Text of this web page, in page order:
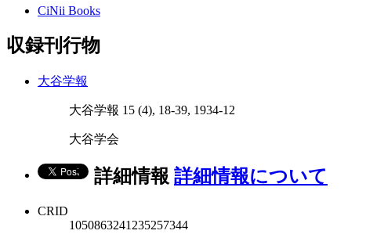
CiNii Books
収録刊行物
大谷学報
大谷学報 15 (4), 18-39, 1934-12
大谷学会
詳細情報 詳細情報について
CRID
1050863241235257344